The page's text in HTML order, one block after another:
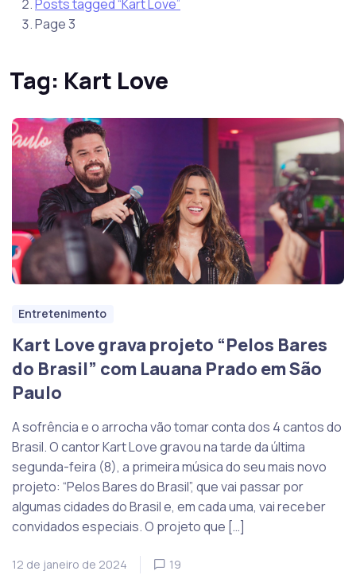
Posts tagged “Kart Love”
Page 3
Tag: Kart Love
Entretenimento
Kart Love grava projeto “Pelos Bares
do Brasil” com Lauana Prado em São
Paulo
A sofrência e o arrocha vão tomar conta dos 4 cantos do
Brasil. O cantor Kart Love gravou na tarde da última
segunda-feira (8), a primeira música do seu mais novo
projeto: “Pelos Bares do Brasil”, que vai passar por
algumas cidades do Brasil e, em cada uma, vai receber
convidados especiais. O projeto que […]
12 de janeiro de 2024 19